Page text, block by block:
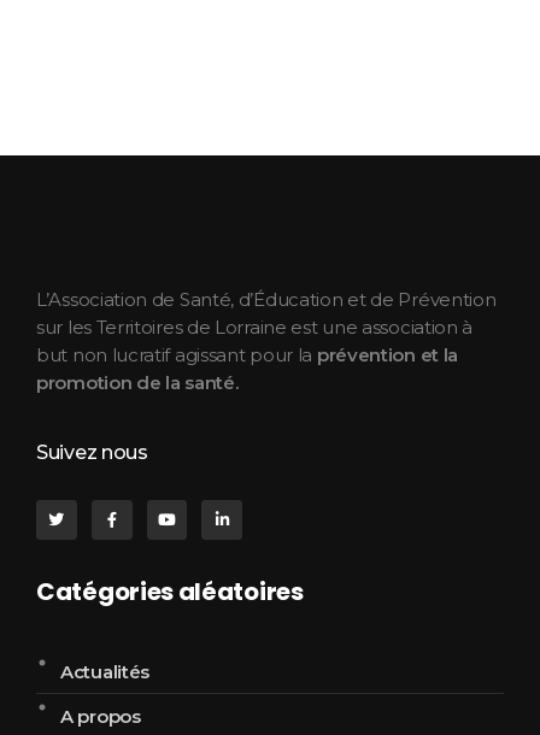
L’Association de Santé, d’Éducation et de Prévention
sur les Territoires de Lorraine est une association à
but non lucratif agissant pour la prévention et la
promotion de la santé.
Suivez nous
Catégories aléatoires
Actualités
A propos